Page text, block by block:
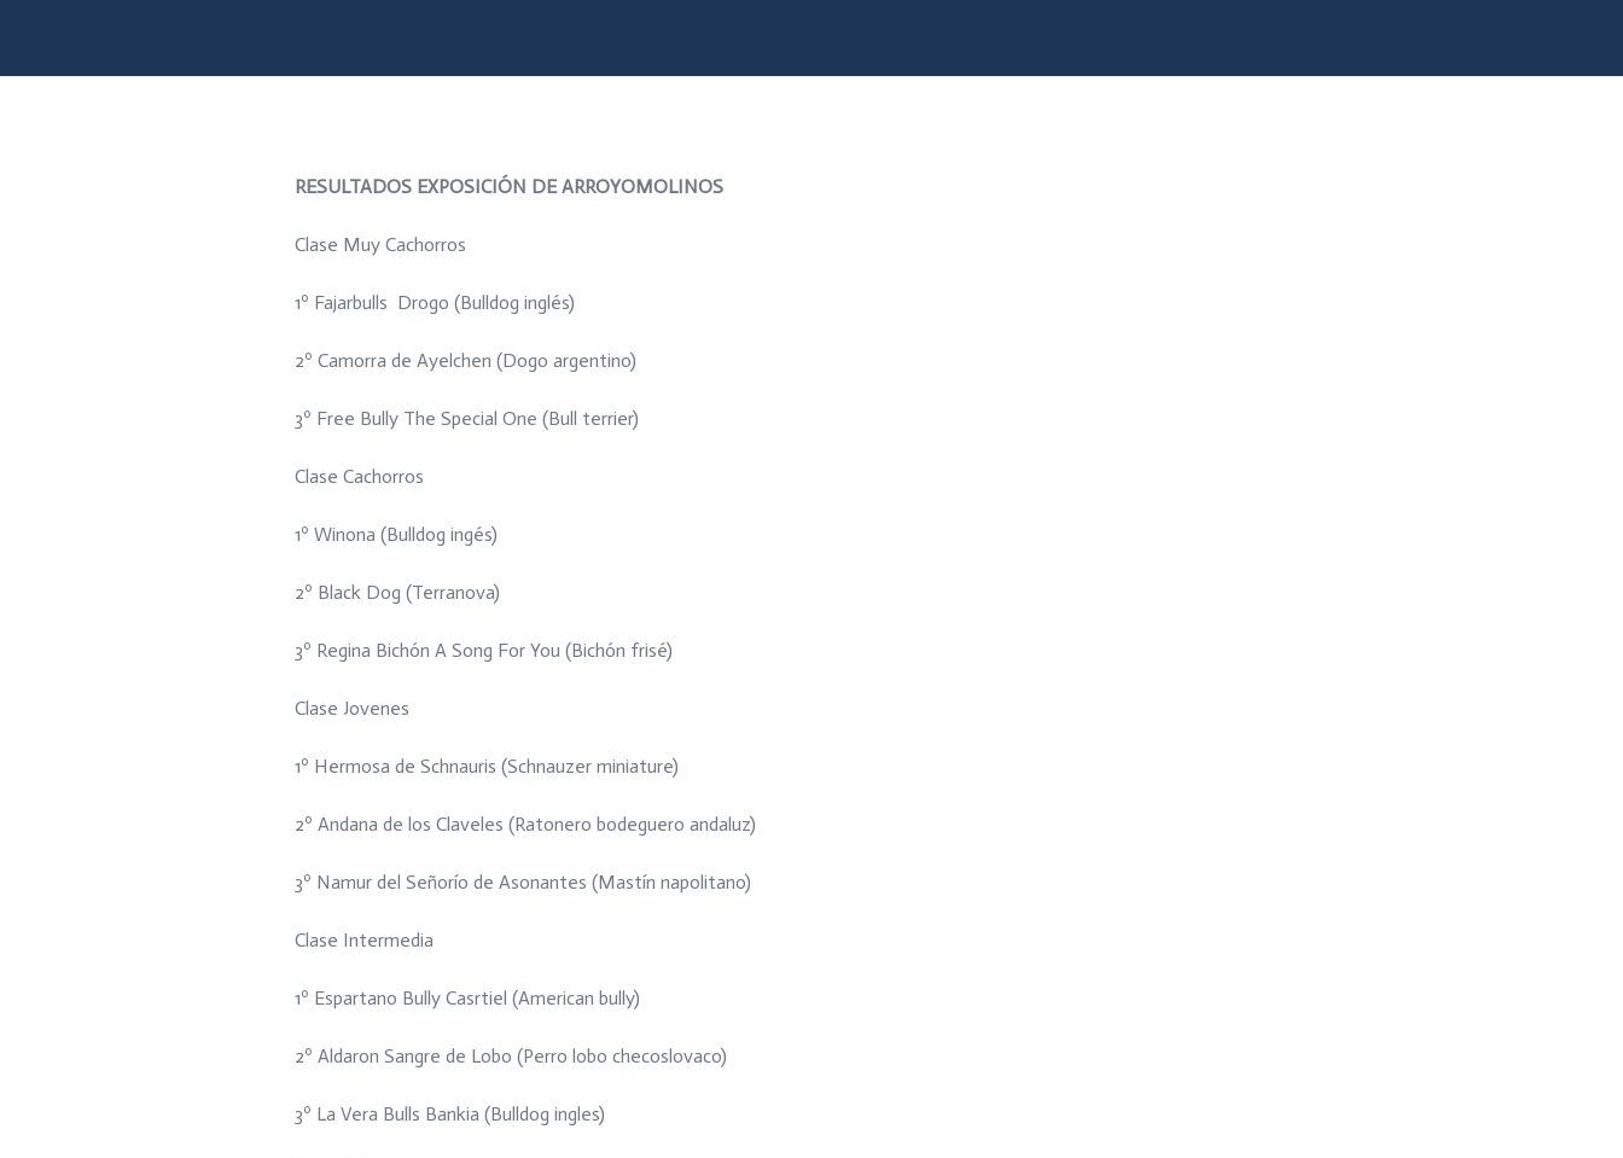
RESULTADOS EXPOSICIÓN DE ARROYOMOLINOS
Clase Muy Cachorros
1º Fajarbulls Drogo (Bulldog inglés)
2º Camorra de Ayelchen (Dogo argentino)
3º Free Bully The Special One (Bull terrier)
Clase Cachorros
1º Winona (Bulldog ingés)
2º Black Dog (Terranova)
3º Regina Bichón A Song For You (Bichón frisé)
Clase Jovenes
1º Hermosa de Schnauris (Schnauzer miniature)
2º Andana de los Claveles (Ratonero bodeguero andaluz)
3º Namur del Señorío de Asonantes (Mastín napolitano)
Clase Intermedia
1º Espartano Bully Casrtiel (American bully)
2º Aldaron Sangre de Lobo (Perro lobo checoslovaco)
3º La Vera Bulls Bankia (Bulldog ingles)